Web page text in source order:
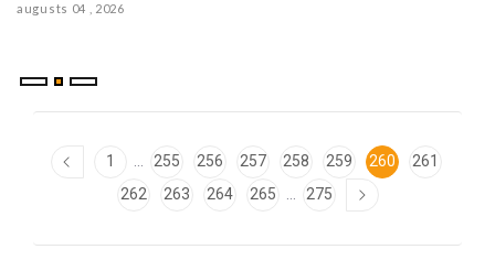
augusts 04 , 2026
1 255 256 257 258 259 260
261
262
263 264 265 275